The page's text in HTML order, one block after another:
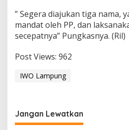
” Segera diajukan tiga nama,
mandat oleh PP, dan
secepatnya” Pungkasnya. (Ril)
Post Views: 962
IWO Lampung
Jangan Lewatkan